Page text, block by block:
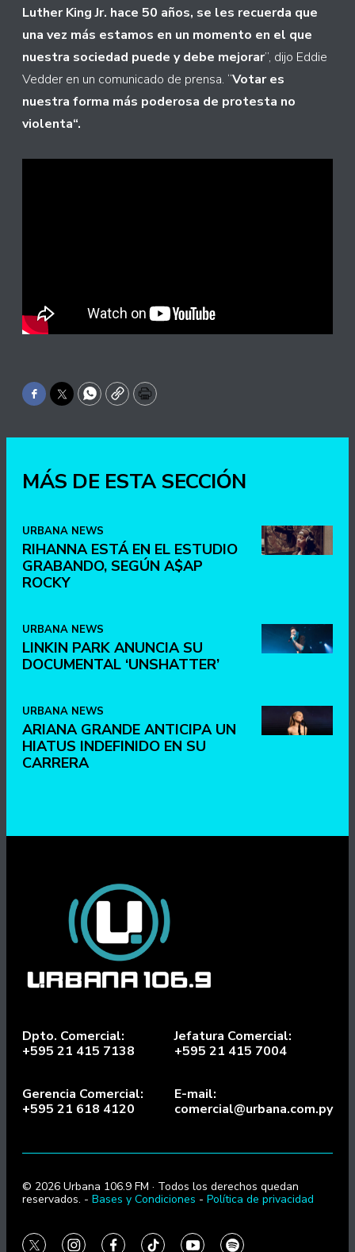
Luther King Jr. hace 50 años, se les recuerda que
una vez más estamos en un momento en el que
nuestra sociedad puede y debe mejorar”, dijo Eddie
Vedder en un comunicado de prensa. “Votar es
nuestra forma más poderosa de protesta no
violenta“.
Facebook
TwitterWhatsApp
CopyPrint
MÁS DE ESTA SECCIÓN
URBANA NEWS
RIHANNA ESTÁ EN EL ESTUDIO
GRABANDO, SEGÚN A$AP
ROCKY
URBANA NEWS
LINKIN PARK ANUNCIA SU
DOCUMENTAL ‘UNSHATTER’
URBANA NEWS
ARIANA GRANDE ANTICIPA UN
HIATUS INDEFINIDO EN SU
CARRERA
Dpto. Comercial:
+595 21 415 7138
Jefatura Comercial:
+595 21 415 7004
Gerencia Comercial:
+595 21 618 4120
E-mail:
comercial@urbana.com.py
© 2026 Urbana 106.9 FM · Todos los derechos quedan
reservados. - Bases y Condiciones - Política de privacidad